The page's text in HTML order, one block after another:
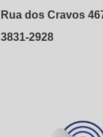
Rua dos Cravos
3831-2928